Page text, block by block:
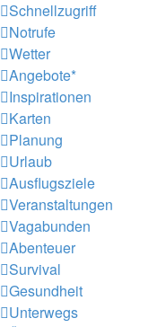
Schnellzugriff
Notrufe
Wetter
Angebote*
Inspirationen
Karten
Planung
Urlaub
Ausflugsziele
Veranstaltungen
Vagabunden
Abenteuer
Survival
Gesundheit
Unterwegs